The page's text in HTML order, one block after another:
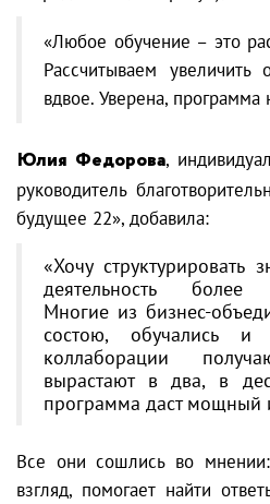
«Любое обучение – это
Рассчитываем
вдвое. Уверена,
Юлия Федорова,
руководитель
будущее 22», добавила:
«Хочу структурировать
деятельность более
Многие из бизнес-
состою, обучались и
коллаборации
вырастают в два, в
программа даст мощный
Все они сошлись во
взгляд, помогает найти